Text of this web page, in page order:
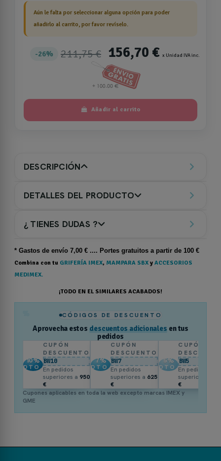
Aún le falta por seleccionar alguna opción para poder
añadirlo al carrito, por favor revíselo.
26% 211,75 € 156,70 € x Unidad IVA inc.
Añadir al carrito
DESCRIPCIÓN
DETALLES DEL PRODUCTO
¿ TIENES DUDAS ?
* Gastos de envío 7,00 € .... Portes gratuitos a partir de 100 €
Combina con tu GRIFERÍA IMEX, MAMPARA SBX y ACCESORIOS
MEDIMEX.
¡TODO EN EL SIMILARES ACABADOS!
CÓDIGOS DE DESCUENTO
Aprovecha estos descuentos adicionales en tus
pedidos
10%
DTO.
CUPÓN
DESCUENTO
BW10
En pedidos
superiores a 950
€
7%
DTO.
CUPÓN
DESCUENTO
BW7
En pedidos
superiores a 625
€
5%
DTO.
CUPÓN
BW5
En pedidos
superiores a
€
Cupones aplicables en toda la web excepto marcas IMEX y
GME